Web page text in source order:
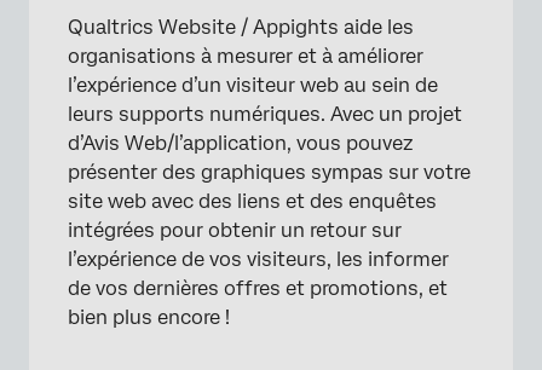
Comment déployer un projet Website / App
Insights ?
Qui est généralement impliqué dans la mise
en œuvre de Website / App Insights ?
Website / Appights ralentira-t-il notre site ?
Que faire si Qualtrics ne fonctionne plus ? Y
aura-t-il des problèmes avec notre site Web ?
Combien de temps faut-il au code pour
Qualtrics Website / Appights aide les
organisations à mesurer et à améliorer
l’expérience d’un visiteur web au sein de
leurs supports numériques. Avec un projet
d’Avis Web/l’application, vous pouvez
présenter des graphiques sympas sur votre
site web avec des liens et des enquêtes
intégrées pour obtenir un retour sur
l’expérience de vos visiteurs, les informer
de vos dernières offres et promotions, et
bien plus encore !